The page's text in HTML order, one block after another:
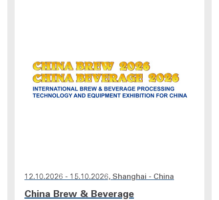
12.10.2026 - 15.10.2026, Shanghai - China
China Brew & Beverage